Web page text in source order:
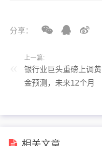
分享：
上一篇:
银行业巨头重磅上调黄
金预测，未来12个月